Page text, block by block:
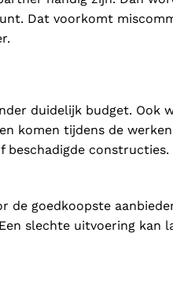
Dat voorkomt
duidelijk budget. Ook
komen tijdens de
de goedkoopste
slechte uitvoering kan